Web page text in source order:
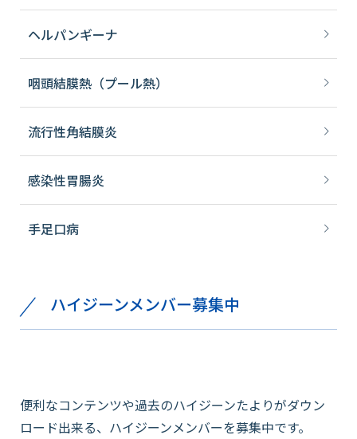
ヘルパンギーナ
咽頭結膜熱（プール熱）
流行性角結膜炎
感染性胃腸炎
手足口病
ハイジーンメンバー募集中
便利なコンテンツや過去のハイジーンたよりがダウン
ロード出来る、ハイジーンメンバーを募集中です。